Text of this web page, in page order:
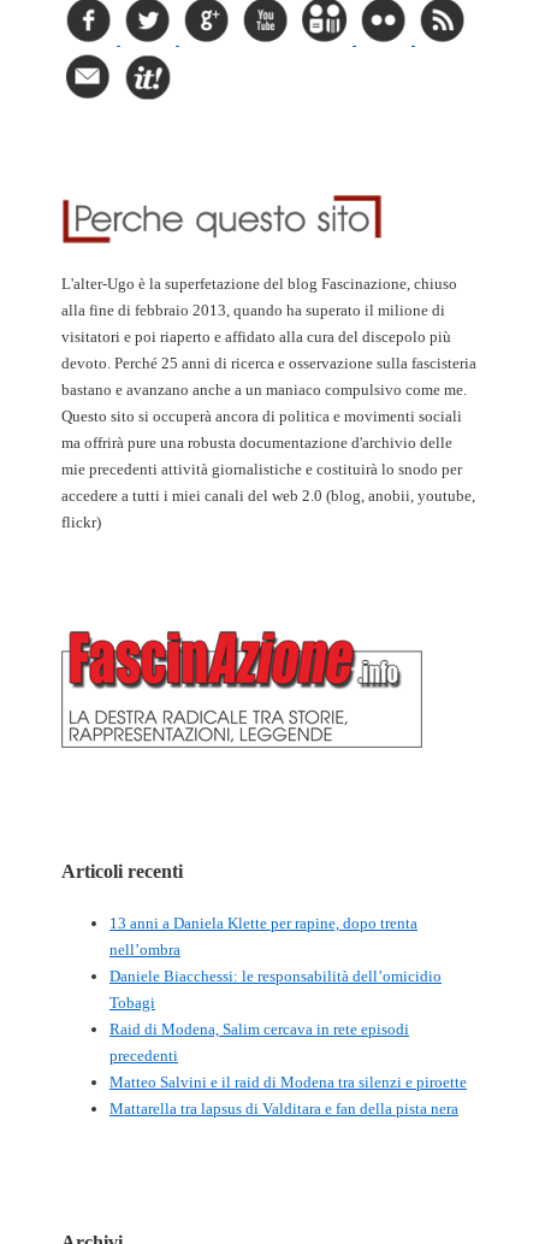
L'alter-Ugo è la superfetazione del blog Fascinazione, chiuso
alla fine di febbraio 2013, quando ha superato il milione di
visitatori e poi riaperto e affidato alla cura del discepolo più
devoto. Perché 25 anni di ricerca e osservazione sulla fascisteria
bastano e avanzano anche a un maniaco compulsivo come me.
Questo sito si occuperà ancora di politica e movimenti sociali
ma offrirà pure una robusta documentazione d'archivio delle
mie precedenti attività giornalistiche e costituirà lo snodo per
accedere a tutti i miei canali del web 2.0 (blog, anobii, youtube,
flickr)
Articoli recenti
13 anni a Daniela Klette per rapine, dopo trenta
nell’ombra
Daniele Biacchessi: le responsabilità dell’omicidio
Tobagi
Raid di Modena, Salim cercava in rete episodi
precedenti
Matteo Salvini e il raid di Modena tra silenzi e piroette
Mattarella tra lapsus di Valditara e fan della pista nera